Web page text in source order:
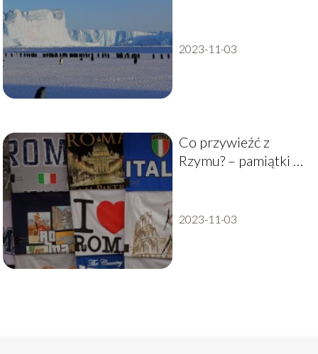
2023-11-03
Co przywieźć z
Rzymu? – pamiątki z
2023-11-03